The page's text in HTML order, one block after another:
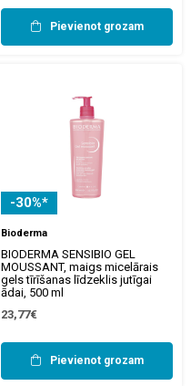
Pievienot grozam
-30%*
Bioderma
BIODERMA SENSIBIO GEL
MOUSSANT, maigs micelārais
gels tīrīšanas līdzeklis jutīgai
ādai, 500 ml
23,77€
Pievienot grozam